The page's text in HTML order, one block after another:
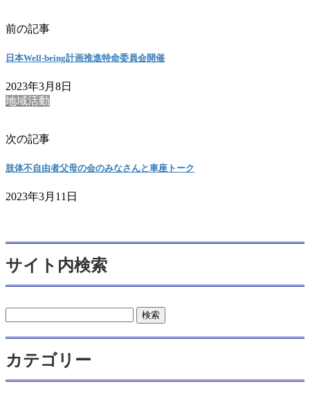
前の記事
日本Well-being計画推進特命委員会開催
2023年3月8日
地域活動
次の記事
肢体不自由者父母の会のみなさんと車座トーク
2023年3月11日
サイト内検索
カテゴリー